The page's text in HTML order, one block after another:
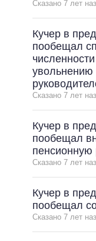
Сказано 7 лет
Кучер в
пообещал
Сказано 7 лет
Кучер в
пообещал
Сказано 7 лет
Кучер в
пообещал
Сказано 7 лет